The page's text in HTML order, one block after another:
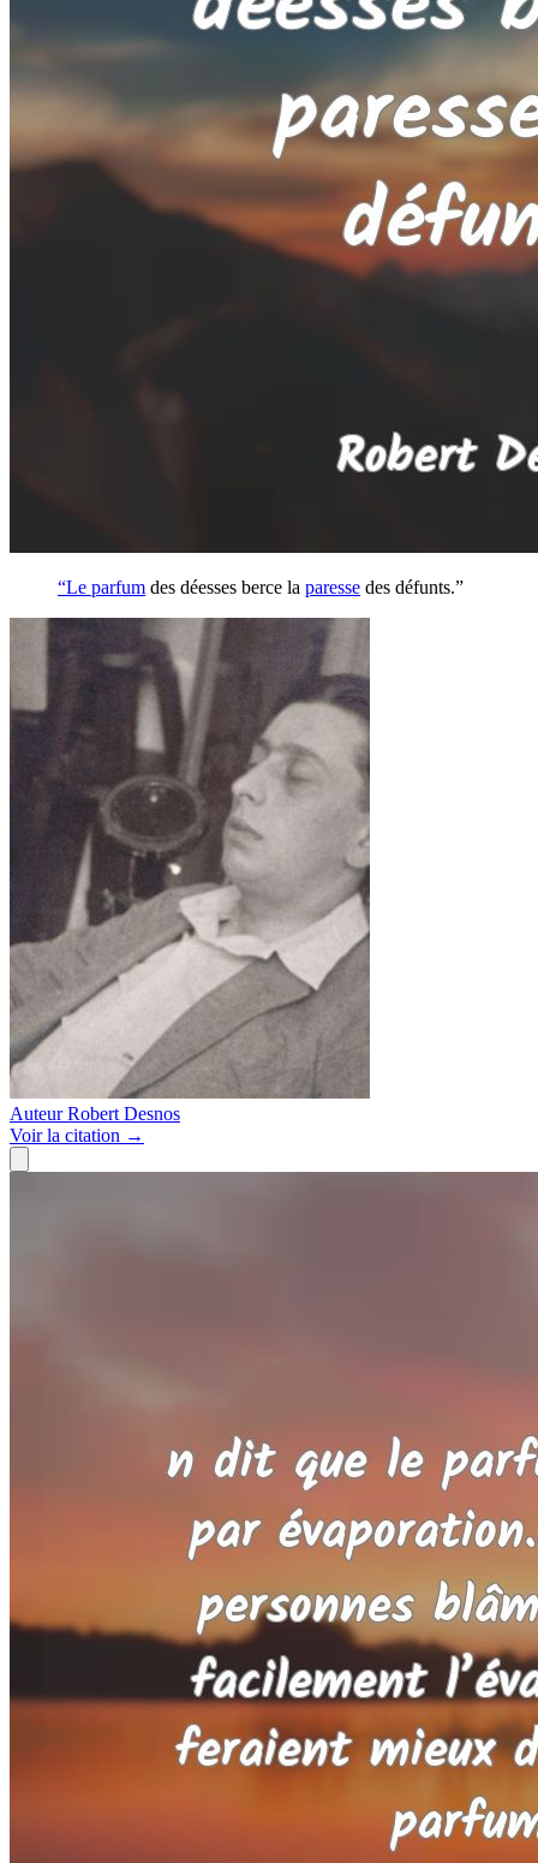
“Le parfum des déesses berce la paresse des défunts.”
Auteur Robert Desnos
Voirla citation →